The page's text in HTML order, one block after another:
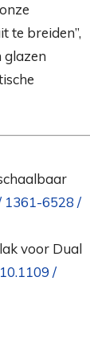
te breiden”,
glazen
1361-6528 /
voor Dual
/